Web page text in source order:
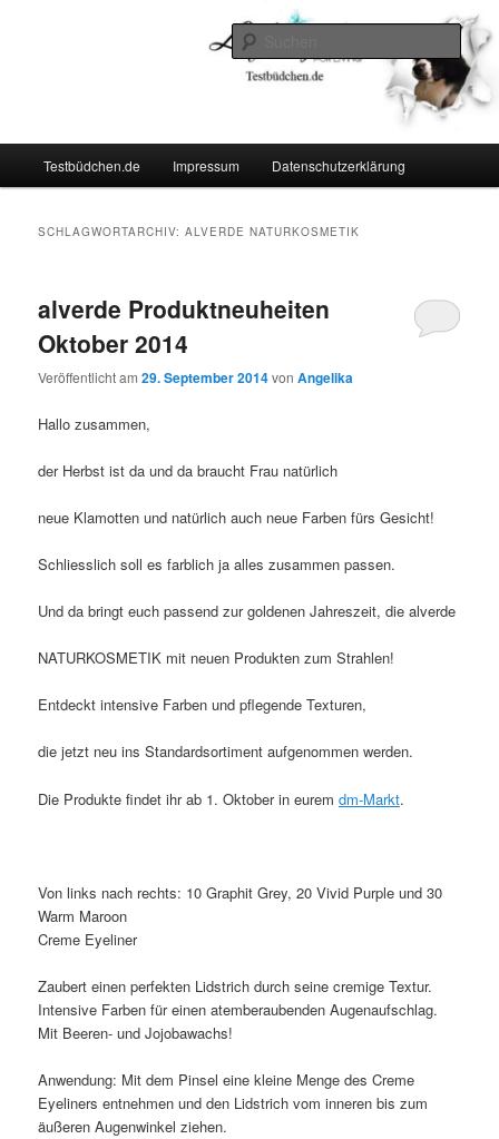
Testbüdchen.de Impressum Datenschutzerklärung
SCHLAGWORTARCHIV:ALVERDE NATURKOSMETIK
alverde Produktneuheiten
Oktober 2014
Veröffentlicht am29. September 2014vonAngelika
Hallo zusammen,
der Herbst ist da und da braucht Frau natürlich
neue Klamotten und natürlich auch neue Farben fürs Gesicht!
Schliesslich soll es farblich ja alles zusammen passen.
Und da bringt euch passend zur goldenen Jahreszeit, die alverde
NATURKOSMETIK mit neuen Produkten zum Strahlen!
Entdeckt intensive Farben und pflegende Texturen,
die jetzt neu ins Standardsortiment aufgenommen werden.
Die Produkte findet ihr ab 1. Oktober in euremdm-Markt.
Von links nach rechts: 10 Graphit Grey, 20 Vivid Purple und 30
Warm Maroon
Creme Eyeliner
Zaubert einen perfekten Lidstrich durch seine cremige Textur.
Intensive Farben für einen atemberaubenden Augenaufschlag.
Mit Beeren- und Jojobawachs!
Anwendung: Mit dem Pinsel eine kleine Menge des Creme
Eyeliners entnehmen und den Lidstrich vom inneren bis zum
äußeren Augenwinkel ziehen.